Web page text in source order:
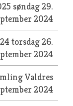
søndag 29.
2024
torsdag 26.
2024
Valdres
2024